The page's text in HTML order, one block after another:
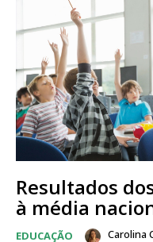
Resultados
à média
EDUCAÇÃO Carolina